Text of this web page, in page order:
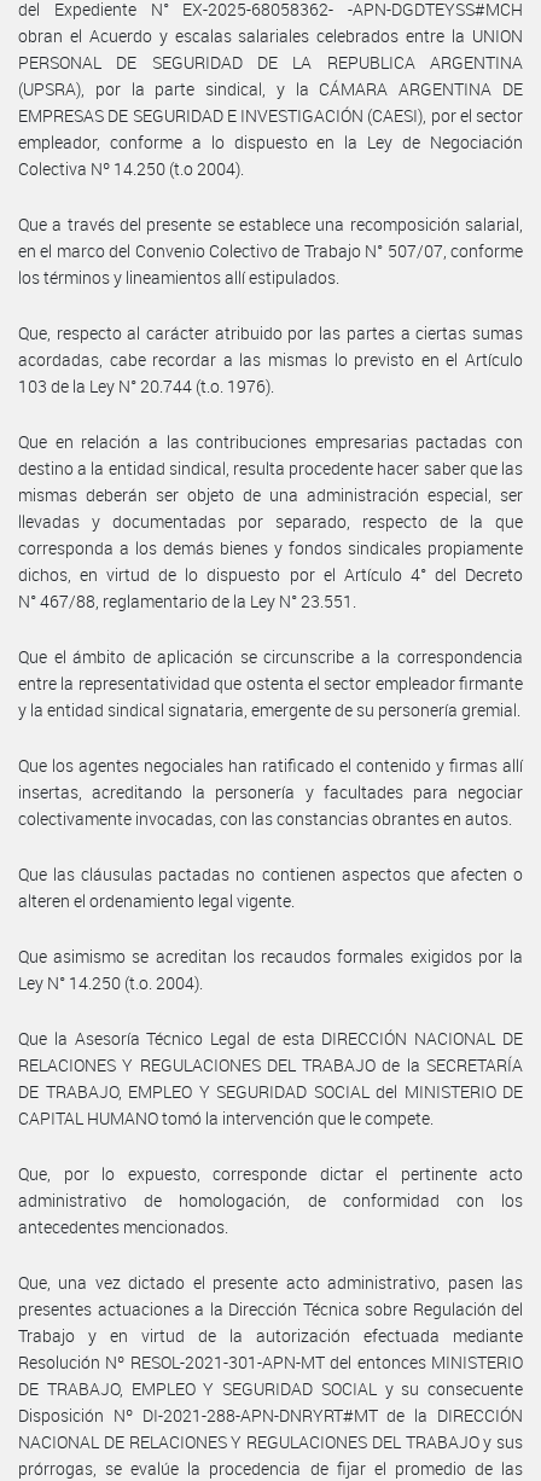
del Expediente N° EX-2025-68058362- -APN-DGDTEYSS#MCH
obran el Acuerdo y escalas salariales celebrados entre la UNION
PERSONAL DE SEGURIDAD DE LA REPUBLICA ARGENTINA
(UPSRA), por la parte sindical, y la CÁMARA ARGENTINA DE
EMPRESAS DE SEGURIDAD E INVESTIGACIÓN (CAESI), por el sector
empleador, conforme a lo dispuesto en la Ley de Negociación
Colectiva Nº 14.250 (t.o 2004).
Que a través del presente se establece una recomposición salarial,
en el marco del Convenio Colectivo de Trabajo N° 507/07, conforme
los términos y lineamientos allí estipulados.
Que, respecto al carácter atribuido por las partes a ciertas sumas
acordadas, cabe recordar a las mismas lo previsto en el Artículo
103 de la Ley N° 20.744 (t.o. 1976).
Que en relación a las contribuciones empresarias pactadas con
destino a la entidad sindical, resulta procedente hacer saber que las
mismas deberán ser objeto de una administración especial, ser
llevadas y documentadas por separado, respecto de la que
corresponda a los demás bienes y fondos sindicales propiamente
dichos, en virtud de lo dispuesto por el Artículo 4° del Decreto
N° 467/88, reglamentario de la Ley N° 23.551.
Que el ámbito de aplicación se circunscribe a la correspondencia
entre la representatividad que ostenta el sector empleador firmante
y la entidad sindical signataria, emergente de su personería gremial.
Que los agentes negociales han ratificado el contenido y firmas allí
insertas, acreditando la personería y facultades para negociar
colectivamente invocadas, con las constancias obrantes en autos.
Que las cláusulas pactadas no contienen aspectos que afecten o
alteren el ordenamiento legal vigente.
Que asimismo se acreditan los recaudos formales exigidos por la
Ley N° 14.250 (t.o. 2004).
Que la Asesoría Técnico Legal de esta DIRECCIÓN NACIONAL DE
RELACIONES Y REGULACIONES DEL TRABAJO de la SECRETARÍA
DE TRABAJO, EMPLEO Y SEGURIDAD SOCIAL del MINISTERIO DE
CAPITAL HUMANO tomó la intervención que le compete.
Que, por lo expuesto, corresponde dictar el pertinente acto
administrativo de homologación, de conformidad con los
antecedentes mencionados.
Que, una vez dictado el presente acto administrativo, pasen las
presentes actuaciones a la Dirección Técnica sobre Regulación del
Trabajo y en virtud de la autorización efectuada mediante
Resolución Nº RESOL-2021-301-APN-MT del entonces MINISTERIO
DE TRABAJO, EMPLEO Y SEGURIDAD SOCIAL y su consecuente
Disposición Nº DI-2021-288-APN-DNRYRT#MT de la DIRECCIÓN
NACIONAL DE RELACIONES Y REGULACIONES DEL TRABAJO y sus
prórrogas, se evalúe la procedencia de fijar el promedio de las